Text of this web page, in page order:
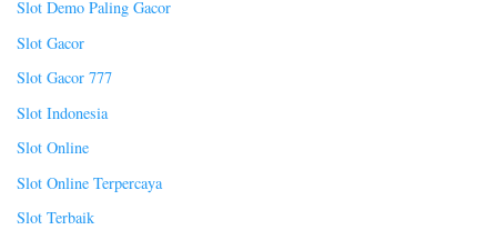
Slot Demo Paling Gacor
Slot Gacor
Slot Gacor 777
Slot Indonesia
Slot Online
Slot Online Terpercaya
Slot Terbaik